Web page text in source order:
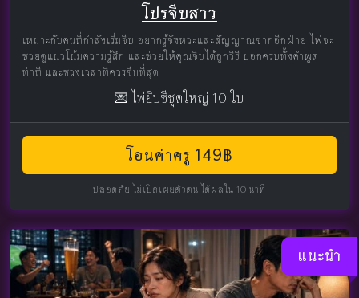
โปรจีบสาว
เหมาะกับคนที่กำลังเริ่มจีบ อยากรู้จังหวะและสัญญาณจากอีกฝ่าย ไพ่จะ
ช่วยดูแนวโน้มความรู้สึก และช่วยให้คุณจีบได้ถูกวิธี บอกครบทั้งคำพูด
ท่าที และช่วงเวลาที่ควรจีบที่สุด
💌 ไพ่ยิปซีชุดใหญ่ 10 ใบ
โอนค่าครู 149฿
ปลอดภัย ไม่เปิดเผยตัวตน ได้ผลใน 10 นาที
แนะนำ